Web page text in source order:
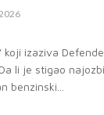
koji izaziva
li je stigao
benzinski...